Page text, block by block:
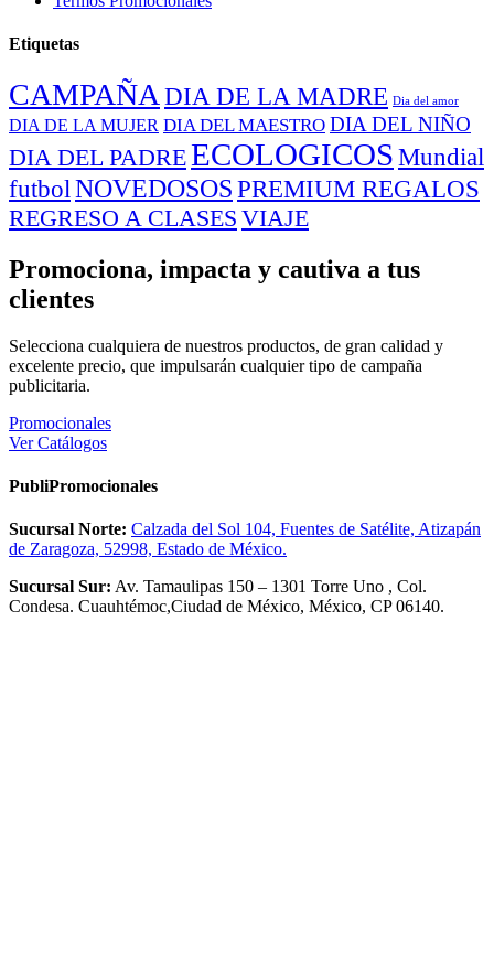
Etiquetas
CAMPAÑA DIA DE LA MADRE Dia del amor
DIA DE LA MUJER DIA DEL MAESTRO DIA DEL NIÑO
DIA DEL PADREECOLOGICOS Mundial
futbolNOVEDOSOSPREMIUM REGALOS
REGRESO A CLASES VIAJE
Promociona, impacta y cautiva a tus
clientes
Selecciona cualquiera de nuestros productos, de gran calidad y
excelente precio, que impulsarán cualquier tipo de campaña
publicitaria.
Promocionales
Ver Catálogos
PubliPromocionales
Sucursal Norte: Calzada del Sol 104, Fuentes de Satélite, Atizapán
de Zaragoza, 52998, Estado de México.
Sucursal Sur: Av. Tamaulipas 150 – 1301 Torre Uno , Col.
Condesa. Cuauhtémoc,Ciudad de México, México, CP 06140.